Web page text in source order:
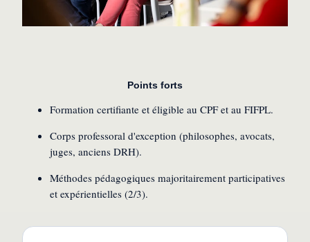
Points forts
Formation certifiante et éligible au CPF et au FIFPL.
Corps professoral d'exception (philosophes, avocats,
juges, anciens DRH).
Méthodes pédagogiques majoritairement participatives
et expérientielles (2/3).